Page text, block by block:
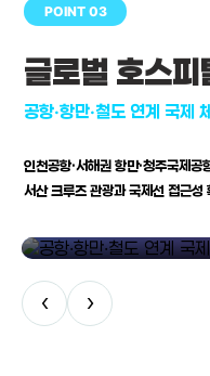
POINT 03
글로벌 호스피
공항·항만·철도 연계 국제
인천공항·서해권 항만·청주국제공
서산 크루즈 관광과 국제선 접근성
‹ ›